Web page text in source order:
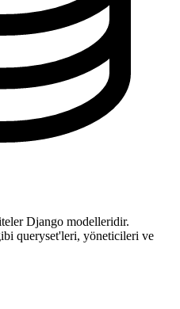
Django modelleridir.
queryset'leri, yöneticileri ve